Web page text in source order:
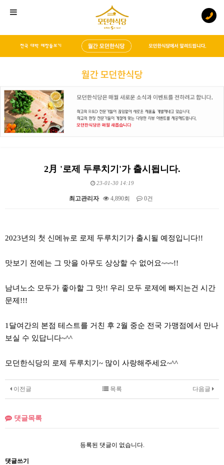
2月 '로제 두루치기'가 출시됩니다.
23-01-30 14:19
최고관리자 4,890회 0건
2023년의 첫 신메뉴로 로제 두루치기가 출시될 예정입니다!!
맛보기 전에는 그 맛을 아무도 상상할 수 없어요~~~!!
남녀노소 모두가 좋아할 그 맛!! 우리 모두 로제에 빠지는건 시간
문제!!!
1달여간의 본점 테스트를 거친 후 2월 중순 전국 가맹점에서 만나
보실 수 있답니다~^^
모던한식당의 로제 두루치기~ 많이 사랑해주세요~^^
이전글 다음글
목록
댓글목록
등록된 댓글이 없습니다.
댓글쓰기